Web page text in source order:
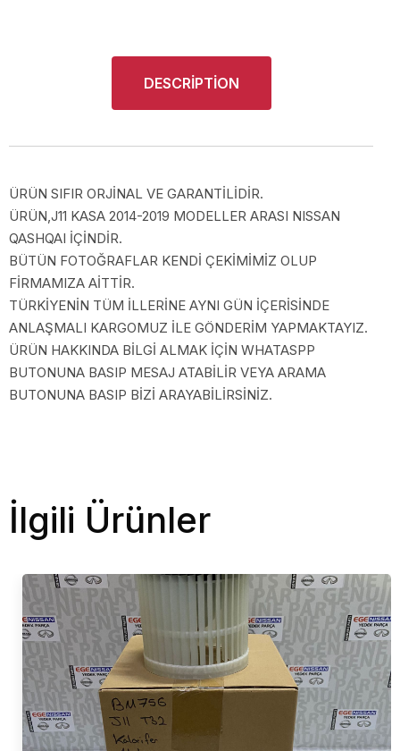
DESCRIPTION
ÜRÜN SIFIR ORJİNAL VE GARANTİLİDİR.
ÜRÜN,J11 KASA 2014-2019 MODELLER ARASI NISSAN
QASHQAI İÇİNDİR.
BÜTÜN FOTOĞRAFLAR KENDİ ÇEKİMİMİZ OLUP
FİRMAMIZA AİTTİR.
TÜRKİYENİN TÜM İLLERİNE AYNI GÜN İÇERİSİNDE
ANLAŞMALI KARGOMUZ İLE GÖNDERİM YAPMAKTAYIZ.
ÜRÜN HAKKINDA BİLGİ ALMAK İÇİN WHATASPP
BUTONUNA BASIP MESAJ ATABİLİR VEYA ARAMA
BUTONUNA BASIP BİZİ ARAYABİLİRSİNİZ.
İlgili Ürünler